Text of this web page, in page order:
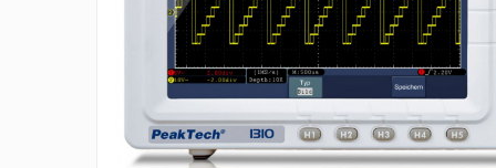
Osciloscoape AXIOMET
Osciloscoape B&K PRECISION
Osciloscoape FLUKE